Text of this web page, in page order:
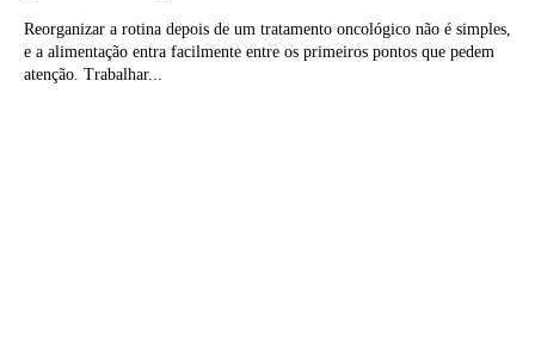
Reorganizar a rotina depois de um tratamento oncológico não é simples,
e a alimentação entra facilmente entre os primeiros pontos que pedem
atenção. Trabalhar...